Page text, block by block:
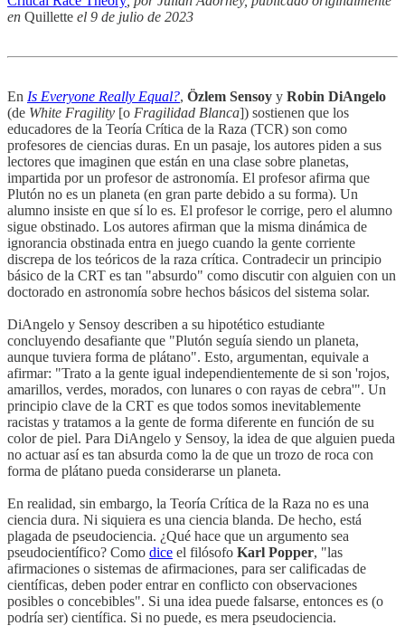
en Quillette el 9 de julio de 2023
En Is Everyone Really Equal?, Özlem Sensoy y Robin DiAngelo
(de White Fragility [o Fragilidad Blanca]) sostienen que los
educadores de la Teoría Crítica de la Raza (TCR) son como
profesores de ciencias duras. En un pasaje, los autores piden a sus
lectores que imaginen que están en una clase sobre planetas,
impartida por un profesor de astronomía. El profesor afirma que
Plutón no es un planeta (en gran parte debido a su forma). Un
alumno insiste en que sí lo es. El profesor le corrige, pero el alumno
sigue obstinado. Los autores afirman que la misma dinámica de
ignorancia obstinada entra en juego cuando la gente corriente
discrepa de los teóricos de la raza crítica. Contradecir un principio
básico de la CRT es tan "absurdo" como discutir con alguien con un
doctorado en astronomía sobre hechos básicos del sistema solar.
DiAngelo y Sensoy describen a su hipotético estudiante
concluyendo desafiante que "Plutón seguía siendo un planeta,
aunque tuviera forma de plátano". Esto, argumentan, equivale a
afirmar: "Trato a la gente igual independientemente de si son 'rojos,
amarillos, verdes, morados, con lunares o con rayas de cebra'". Un
principio clave de la CRT es que todos somos inevitablemente
racistas y tratamos a la gente de forma diferente en función de su
color de piel. Para DiAngelo y Sensoy, la idea de que alguien pueda
no actuar así es tan absurda como la de que un trozo de roca con
forma de plátano pueda considerarse un planeta.
En realidad, sin embargo, la Teoría Crítica de la Raza no es una
ciencia dura. Ni siquiera es una ciencia blanda. De hecho, está
plagada de pseudociencia. ¿Qué hace que un argumento sea
pseudocientífico? Como dice el filósofo Karl Popper, "las
afirmaciones o sistemas de afirmaciones, para ser calificadas de
científicas, deben poder entrar en conflicto con observaciones
posibles o concebibles". Si una idea puede falsarse, entonces es (o
podría ser) científica. Si no puede, es mera pseudociencia.